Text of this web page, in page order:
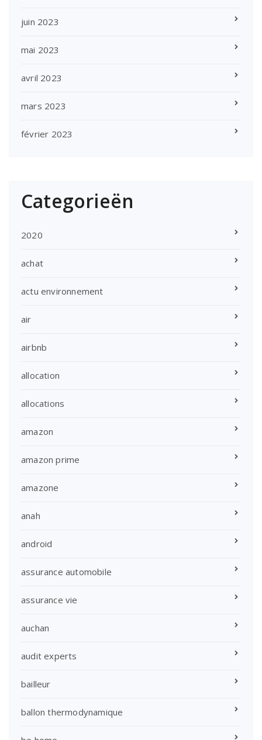
juin 2023
mai 2023
avril 2023
mars 2023
février 2023
Categorieën
2020
achat
actu environnement
air
airbnb
allocation
allocations
amazon
amazon prime
amazone
anah
android
assurance automobile
assurance vie
auchan
audit experts
bailleur
ballon thermodynamique